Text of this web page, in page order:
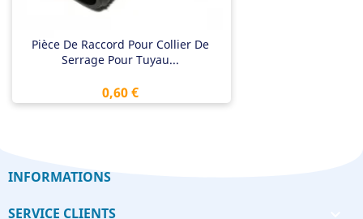
Pièce De Raccord Pour Collier De
Serrage Pour Tuyau...
Prix
0,60 €
INFORMATIONS
SERVICE CLIENTS